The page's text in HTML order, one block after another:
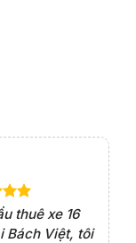
thuê xe 16
Bách Việt, tôi